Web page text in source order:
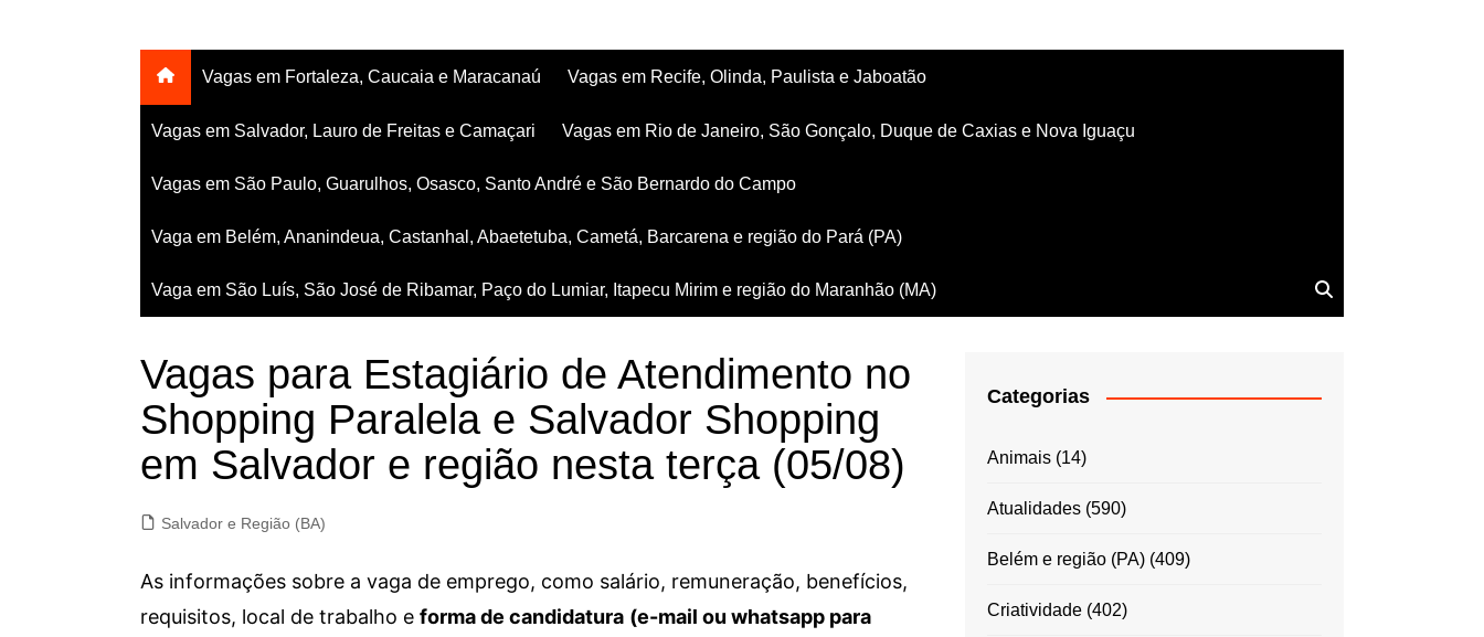
Vagas em Fortaleza, Caucaia e Maracanaú Vagas em Recife, Olinda, Paulista e Jaboatão
Vagas em Salvador, Lauro de Freitas e Camaçari Vagas em Rio de Janeiro, São Gonçalo, Duque de Caxias e Nova Iguaçu
Vagas em São Paulo, Guarulhos, Osasco, Santo André e São Bernardo do Campo
Vaga em Belém, Ananindeua, Castanhal, Abaetetuba, Cametá, Barcarena e região do Pará (PA)
Vaga em São Luís, São José de Ribamar, Paço do Lumiar, Itapecu Mirim e região do Maranhão (MA)
Vagas para Estagiário de Atendimento no
Shopping Paralela e Salvador Shopping
em Salvador e região nesta terça (05/08)
Salvador e Região (BA)
As informações sobre a vaga de emprego, como salário, remuneração, benefícios,
requisitos, local de trabalho e forma de candidatura (e-mail ou whatsapp para
Categorias
Animais(14)
Atualidades(590)
Belém e região (PA)(409)
Criatividade(402)